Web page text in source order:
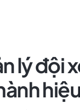
lý đội